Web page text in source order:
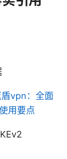
盾vpn：全面
用要点